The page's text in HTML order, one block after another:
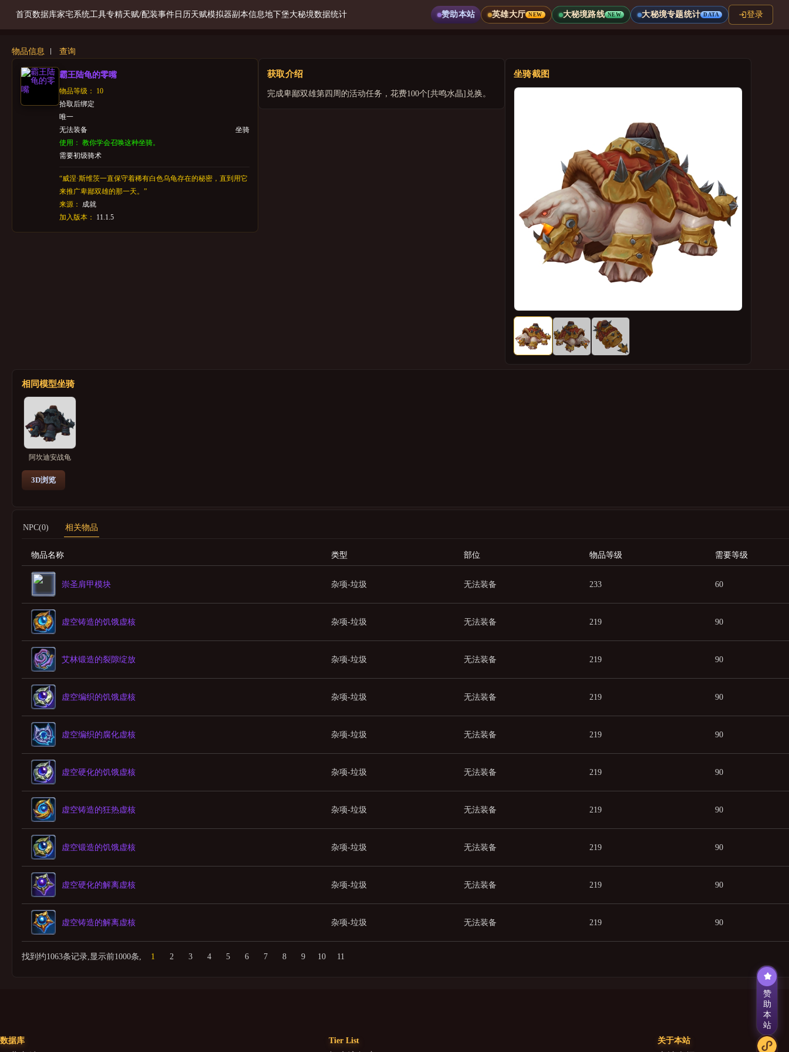
首页数据库家宅系统工具专精天赋/配装事件日历天赋模拟器副本信息地下堡大秘境数据统计 赞助本站 英雄大厅 NEW 大秘境路线 NEW 大秘境专题统计 DATA 登录
物品信息 查询
霸王陆龟的零嘴
物品等级： 10
拾取后绑定
唯一
无法装备
坐骑
使用： 教你学会召唤这种坐骑。
需要初级骑术
“威涅·斯维茨一直保守着稀有白色乌龟存在的秘密，直到用它
来推广卑鄙双雄的那一天。”
来源：
成就
加入版本：
11.1.5
获取介绍
完成卑鄙双雄第四周的活动任务，花费100个[共鸣水晶] 兑换。
坐骑截图
相同模型坐骑
阿坎迪安战龟
3D浏览
NPC(0) 相关物品
物品名称 类型 部位 物品等级 需要等级
崇圣肩甲模块 杂项-垃圾 无法装备 233 60
虚空铸造的饥饿虚核 杂项-垃圾 无法装备 219 90
艾林锻造的裂隙绽放 杂项-垃圾 无法装备 219 90
虚空编织的饥饿虚核 杂项-垃圾 无法装备 219 90
虚空编织的腐化虚核 杂项-垃圾 无法装备 219 90
虚空硬化的饥饿虚核 杂项-垃圾 无法装备 219 90
虚空铸造的狂热虚核 杂项-垃圾 无法装备 219 90
虚空锻造的饥饿虚核 杂项-垃圾 无法装备 219 90
虚空硬化的解离虚核 杂项-垃圾 无法装备 219 90
虚空铸造的解离虚核 杂项-垃圾 无法装备 219 90
找到约1063条记录,显示前1000条, 1 2 3 4 5 6 7 8 9 10 11
数据库 Tier List 关于本站
赞
助
本
站